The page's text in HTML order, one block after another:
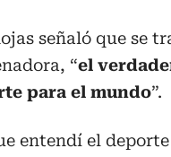
señaló que se
“el
para el mundo”.
entendí el